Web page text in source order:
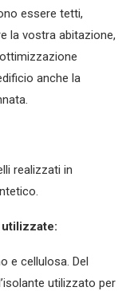
essere tetti,
la vostra abitazione,
anche la
realizzati in
e cellulosa. Del
utilizzato per